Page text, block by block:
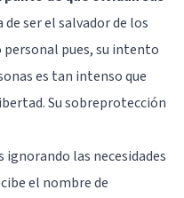
de ser el salvador de los
personal pues, su intento
es tan intenso que
Su sobreprotección
ignorando las necesidades
el nombre de